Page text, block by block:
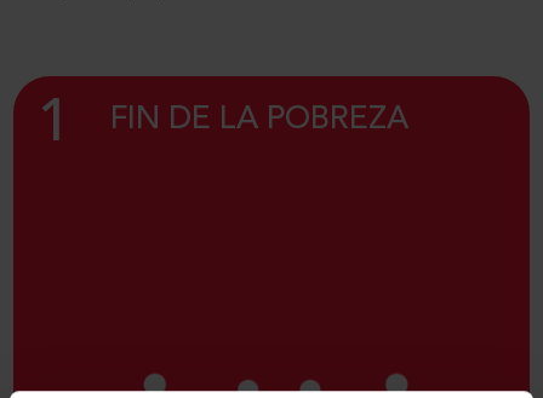
1 FIN DE LA POBREZA
A través de las donaciones a Caritas Diocesana